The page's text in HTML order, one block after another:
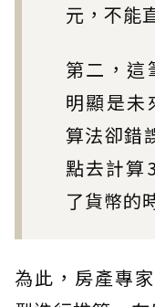
元，不能
第二，這
明顯是未
算法卻錯
點去計算
了貨幣的
為此，房產專